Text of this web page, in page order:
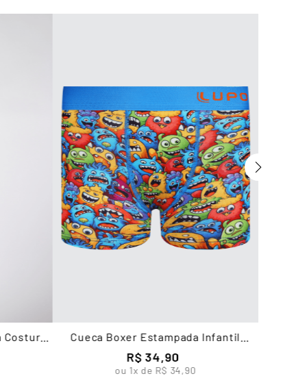
Cueca Boxer Estampada Infantil
Masculina Lupo
R$ 34,90
ou 1x de R$ 34,90